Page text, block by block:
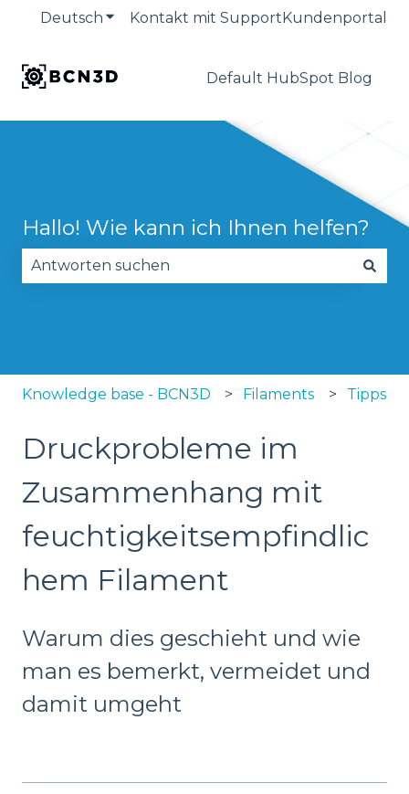
Deutsch Untermenü für Übersetzungen
Kontakt mit SupportKundenportal
Default HubSpot Blog
Hallo! Wie kann ich Ihnen helfen?
Knowledge base - BCN3D Filaments Tipps
Druckprobleme im
Zusammenhang mit
feuchtigkeitsempfindlic
hem Filament
Warum dies geschieht und wie
man es bemerkt, vermeidet und
damit umgeht